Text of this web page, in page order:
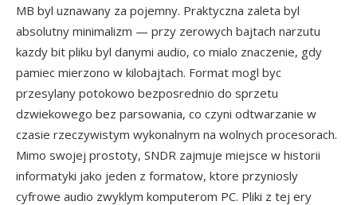
MB byl uznawany za pojemny. Praktyczna zaleta byl
absolutny minimalizm — przy zerowych bajtach narzutu
kazdy bit pliku byl danymi audio, co mialo znaczenie, gdy
pamiec mierzono w kilobajtach. Format mogl byc
przesylany potokowo bezposrednio do sprzetu
dzwiekowego bez parsowania, co czyni odtwarzanie w
czasie rzeczywistym wykonalnym na wolnych procesorach.
Mimo swojej prostoty, SNDR zajmuje miejsce w historii
informatyki jako jeden z formatow, ktore przyniosly
cyfrowe audio zwyklym komputerom PC. Pliki z tej ery